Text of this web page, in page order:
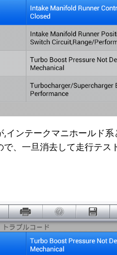
インテークマニホールド
、一旦消去して走行テス